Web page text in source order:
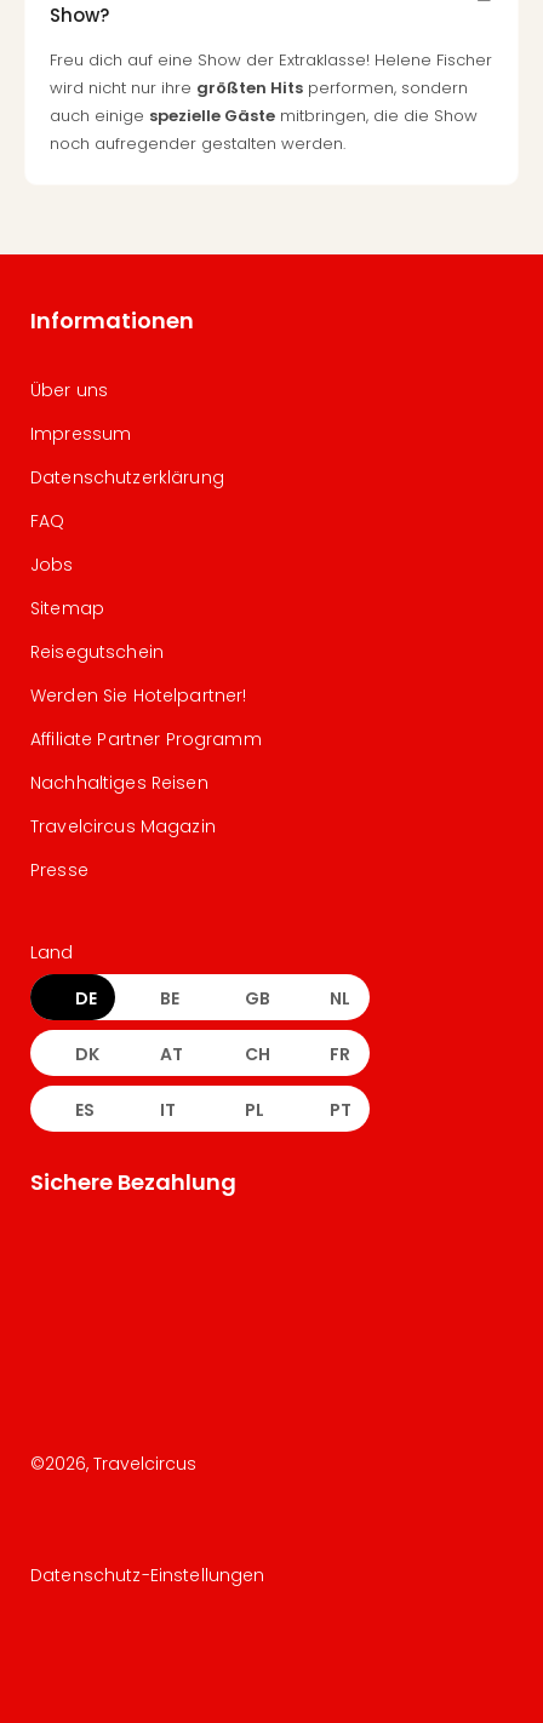
Show?
Freu dich auf eine Show der Extraklasse! Helene Fischer
wird nicht nur ihre größten Hits performen, sondern
auch einige spezielle Gäste mitbringen, die die Show
noch aufregender gestalten werden.
Informationen
Über uns
Impressum
Datenschutzerklärung
FAQ
Jobs
Sitemap
Reisegutschein
Werden Sie Hotelpartner!
Affiliate Partner Programm
Nachhaltiges Reisen
Travelcircus Magazin
Presse
Land
DE BE GB NL
DK AT CH FR
ES IT PL PT
Sichere Bezahlung
©2026, Travelcircus
Datenschutz-Einstellungen